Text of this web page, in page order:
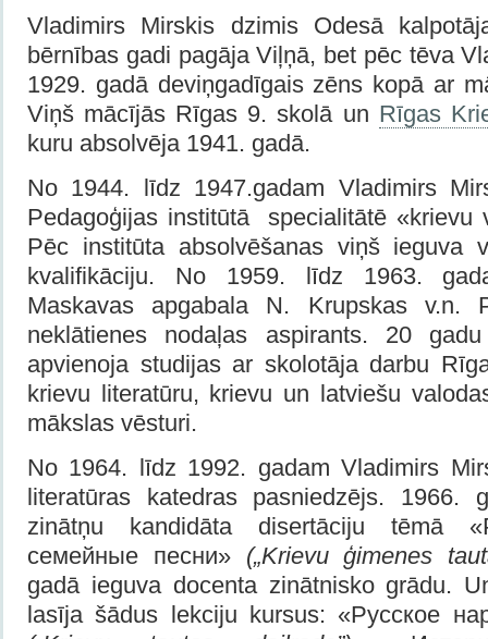
Vladimirs Mirskis dzimis Odesā
bērnības gadi pagāja Viļņā, bet pēc tēva
1929. gadā deviņgadīgais zēns kopā ar
Viņš mācījās Rīgas 9. skolā un Rīgas
kuru absolvēja 1941. gadā.
No 1944. līdz 1947.gadam Vladimirs
Pedagoģijas institūtā specialitātē «krievu
Pēc institūta absolvēšanas viņš ieguva
kvalifikāciju. No 1959. līdz 1963.
Maskavas apgabala N. Krupskas v.n.
neklātienes nodaļas aspirants. 20
apvienoja studijas ar skolotāja darbu
krievu literatūru, krievu un latviešu
mākslas vēsturi.
No 1964. līdz 1992. gadam Vladimirs
literatūras katedras pasniedzējs. 1966.
zinātņu kandidāta disertāciju tēmā
семейные песни» („Krievu ģimenes
gadā ieguva docenta zinātnisko grādu.
lasīja šādus lekciju kursus: «Русское